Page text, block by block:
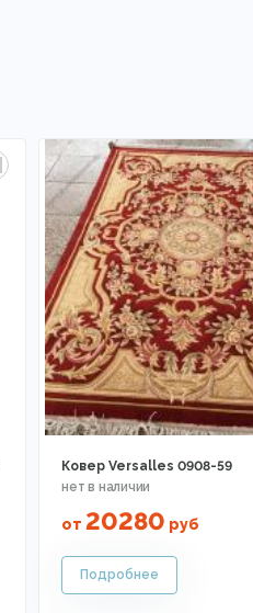
Ковер Versalles 0908-59
от 20280 руб